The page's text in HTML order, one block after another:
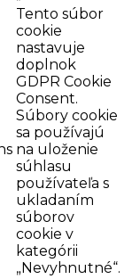
Tento súbor
cookie
nastavuje
doplnok
GDPR Cookie
Consent.
Súbory cookie
sa používajú
na uloženie
súhlasu
používateľa s
ukladaním
súborov
cookie v
kategórii
„Nevyhnutné“.